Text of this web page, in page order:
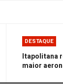
DESTAQUE
Itapolitana
maior